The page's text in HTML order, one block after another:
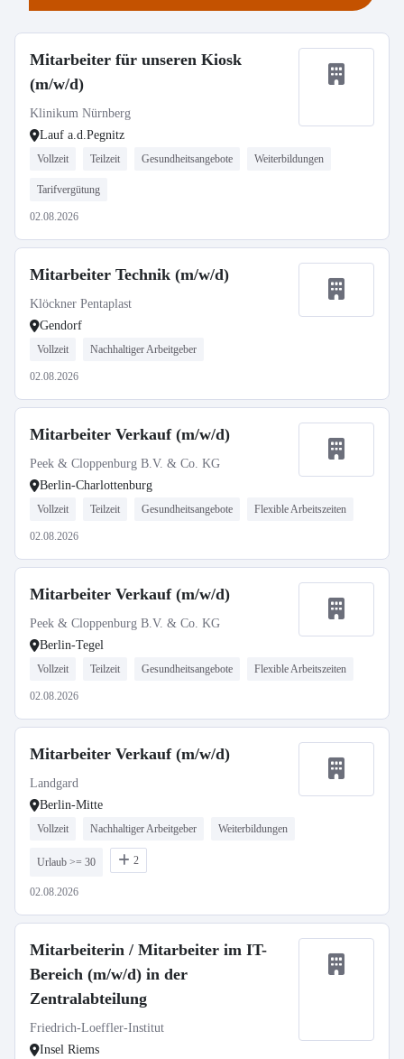
Mitarbeiter für unseren Kiosk
(m/w/d)
Klinikum Nürnberg
Lauf a.d.Pegnitz
Vollzeit Teilzeit Gesundheitsangebote Weiterbildungen
Tarifvergütung
02.08.2026
Mitarbeiter Technik (m/w/d)
Klöckner Pentaplast
Gendorf
Vollzeit Nachhaltiger Arbeitgeber
02.08.2026
Mitarbeiter Verkauf (m/w/d)
Peek & Cloppenburg B.V. & Co. KG
Berlin-Charlottenburg
Vollzeit Teilzeit Gesundheitsangebote Flexible Arbeitszeiten
02.08.2026
Mitarbeiter Verkauf (m/w/d)
Peek & Cloppenburg B.V. & Co. KG
Berlin-Tegel
Vollzeit Teilzeit Gesundheitsangebote Flexible Arbeitszeiten
02.08.2026
Mitarbeiter Verkauf (m/w/d)
Landgard
Berlin-Mitte
Vollzeit Nachhaltiger Arbeitgeber Weiterbildungen
Urlaub >= 30 2
02.08.2026
Mitarbeiterin / Mitarbeiter im IT-
Bereich (m/w/d) in der
Zentralabteilung
Friedrich-Loeffler-Institut
Insel Riems